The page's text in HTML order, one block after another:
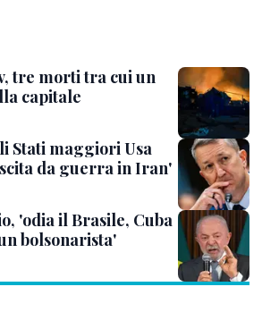
tre morti tra cui un
capitale
Stati maggiori Usa
da guerra in Iran'
'odia il Brasile, Cuba
bolsonarista'